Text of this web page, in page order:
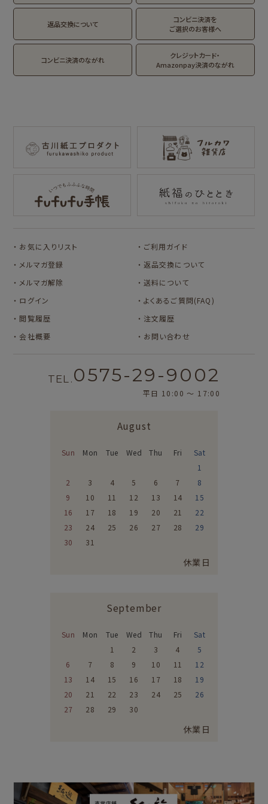
キャラクター別
MARUKO and
モンチッチ
HAMTAROU
アルプスの少女ハ
コラボ別
サンリツマート
kogumaitan
cafe
TEA STAND
サンリオキャラクタ
ーズ
Lipton BEAR'S
カルビーレトロ
サンリオキャラクタ
ーズ
フルーツマーケット
お菓子などうぶつ
工房
トビマツショウイチ
キャラクター別
サンリオキャラクタ
ーズ
アルプスの少女ハイ
カルビーレトロ
Lipton BEAR'S
TEA STAND
返品交換について
コンビニ決済を
ご選択のお客様へ
コンビニ決済のながれ
クレジットカード・
Amazonpay決済のながれ
お気に入りリスト
メルマガ登録
メルマガ解除
ログイン
ご利用ガイド
返品交換について
送料について
よくあるご質問(FAQ)
閲覧履歴
注文履歴
会社概要
お問い合わせ
TEL. 0575-29-9002
平日 10:00 〜 17:00
August
Sun Mon Tue Wed Thu Fri
Sat
1
2
3 4 5 6 7
8
9
10 11 12 13 14
15
16
17 18 19 20 21
22
23
24 25 26 27 28
29
30
31
休業日
September
Sun Mon Tue Wed Thu Fri
Sat
1
2 3 4
5
6
7 8 9 10 11
12
13
14 15 16 17 18
19
20
21 22 23 24 25
26
27
28 29 30
休業日